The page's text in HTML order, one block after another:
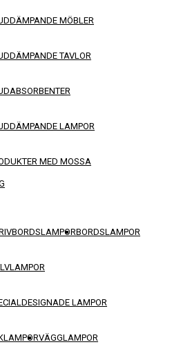
MÖBLER
TAVLOR
LAMPOR
MED MOSSA
BORDSLAMPOR
LAMPOR
VÄGGLAMPOR